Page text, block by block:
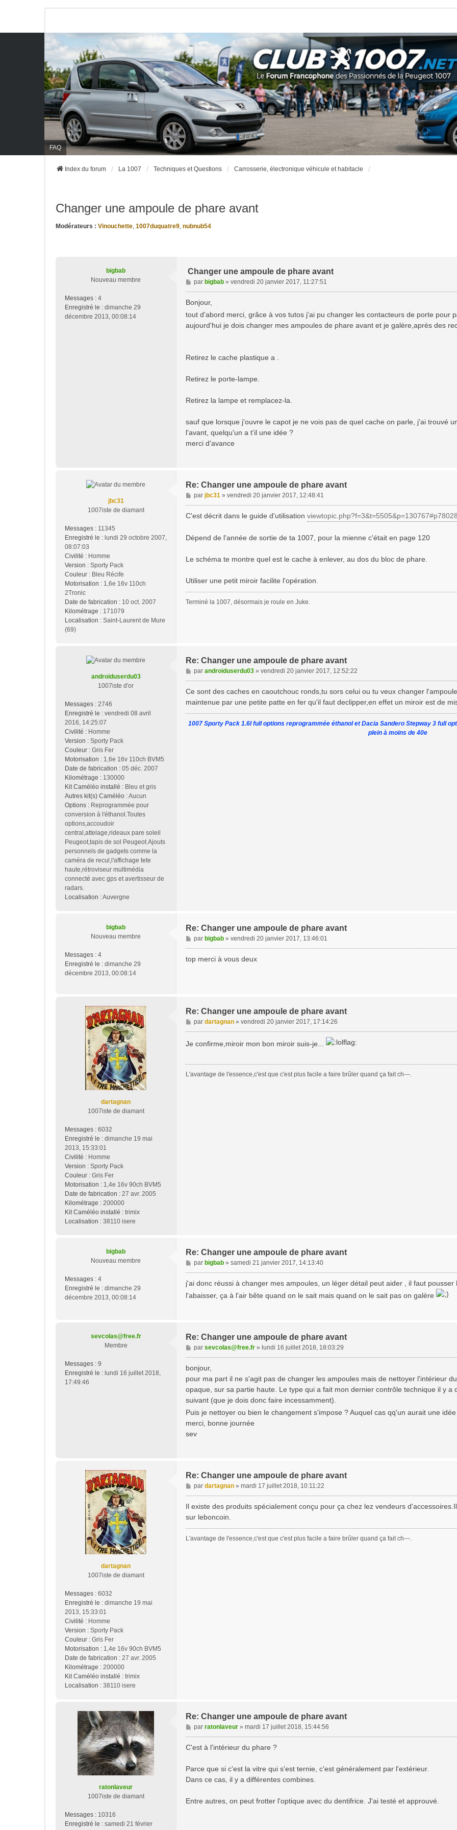
FAQ
Index du forum La 1007 Techniques et Questions Carrosserie, électronique véhicule et habitacle
Changer une ampoule de phare avant
Modérateurs : Vinouchette, 1007duquatre9, nubnub54
bigbab
Nouveau membre
Messages : 4
Enregistré le : dimanche 29
décembre 2013, 00:08:14
Changer une ampoule de phare avant
M
e
s
a
g
par bigbab» vendredi 20 janvier 2017, 11:27:51
Bonjour,
tout d'abord merci, grâce à vos tutos j'ai pu changer les contacteurs de porte pour
aujourd'hui je dois changer mes ampoules de phare avant et je galère,après des
Retirez le cache plastique a .
Retirez le porte-lampe.
Retirez la lampe et remplacez-la.
sauf que lorsque j'ouvre le capot je ne vois pas de quel cache on parle, j'ai trouvé
l'avant, quelqu'un a t'il une idée ?
merci d'avance
jbc31
1007iste de diamant
Messages : 11345
Enregistré le : lundi 29 octobre 2007,
08:07:03
Civilité : Homme
Version : Sporty Pack
Couleur : Bleu Récife
Motorisation : 1,6e 16v 110ch
2Tronic
Date de fabrication : 10 oct. 2007
Kilométrage : 171079
Localisation : Saint-Laurent de Mure
(69)
Re: Changer une ampoule de phare avant
M
e
s
g
par jbc31» vendredi 20 janvier 2017, 12:48:41
C'est décrit dans le guide d'utilisation viewtopic.php?f=3&t=5505&p=130767#p78028
Dépend de l'année de sortie de ta 1007, pour la mienne c'était en page 120
Le schéma te montre quel est le cache à enlever, au dos du bloc de phare.
Utiliser une petit miroir facilite l'opération.
Terminé la 1007, désormais je roule en Juke.
androiduserdu03
1007iste d'or
Messages : 2746
Enregistré le : vendredi 08 avril
2016, 14:25:07
Civilité : Homme
Version : Sporty Pack
Couleur : Gris Fer
Motorisation : 1,6e 16v 110ch BVM5
Date de fabrication : 05 déc. 2007
Kilométrage : 130000
Kit Caméléo installé : Bleu et gris
Autres kit(s) Caméléo :Aucun
Options : Reprogrammée pour
conversion à l'éthanol.Toutes
options,accoudoir
central,attelage,rideaux pare soleil
Peugeot,tapis de sol Peugeot.Ajouts
personnels de gadgets comme la
caméra de recul,l'affichage tete
haute,rétroviseur multimédia
connecté avec gps et avertisseur de
radars.
Localisation :Auvergne
Re: Changer une ampoule de phare avant
M
e
s
e
par androiduserdu03» vendredi 20 janvier 2017, 12:52:22
Ce sont des caches en caoutchouc ronds,tu sors celui ou tu veux changer
maintenue par une petite patte en fer qu'il faut declipper,en effet un miroir est de
1007 Sporty Pack 1.6l full options reprogrammée éthanol et Dacia Sandero Stepway 3 full
plein à moins de 40e
bigbab
Nouveau membre
Messages : 4
Enregistré le : dimanche 29
décembre 2013, 00:08:14
Re: Changer une ampoule de phare avant
M
e
s
par bigbab» vendredi 20 janvier 2017, 13:46:01
top merci à vous deux
dartagnan
1007iste de diamant
Messages : 6032
Enregistré le : dimanche 19 mai
2013, 15:33:01
Civilité : Homme
Version : Sporty Pack
Couleur : Gris Fer
Motorisation : 1,4e 16v 90ch BVM5
Date de fabrication : 27 avr. 2005
Kilométrage : 200000
Kit Caméléo installé : trimix
Localisation : 38110 isere
Re: Changer une ampoule de phare avant
M
e
e
par dartagnan» vendredi 20 janvier 2017, 17:14:26
Je confirme,miroir mon bon miroir suis-je...
L'avantage de l'essence,c'est que c'est plus facile a faire brûler quand ça fait ch---.
bigbab
Nouveau membre
Messages : 4
Enregistré le : dimanche 29
décembre 2013, 00:08:14
Re: Changer une ampoule de phare avant
M
e
s
a
par bigbab» samedi 21 janvier 2017, 14:13:40
j'ai donc réussi à changer mes ampoules, un léger détail peut aider , il faut
l'abaisser, ça à l'air bête quand on le sait mais quand on le sait pas on galère
sevcolas@free.fr
Membre
Messages : 9
Enregistré le : lundi 16 juillet 2018,
17:49:46
Re: Changer une ampoule de phare avant
M
e
s
g
e
par sevcolas@free.fr» lundi 16 juillet 2018, 18:03:29
bonjour,
pour ma part il ne s'agit pas de changer les ampoules mais de nettoyer l'intérieur
opaque, sur sa partie haute. Le type qui a fait mon dernier contrôle technique il y a
suivant (que je dois donc faire incessamment).
Puis je nettoyer ou bien le changement s'impose ? Auquel cas qq'un aurait une
merci, bonne journée
sev
dartagnan
1007iste de diamant
Messages : 6032
Enregistré le : dimanche 19 mai
2013, 15:33:01
Civilité : Homme
Version : Sporty Pack
Couleur : Gris Fer
Motorisation : 1,4e 16v 90ch BVM5
Date de fabrication : 27 avr. 2005
Kilométrage : 200000
Kit Caméléo installé : trimix
Localisation : 38110 isere
Re: Changer une ampoule de phare avant
M
e
s
e
par dartagnan» mardi 17 juillet 2018, 10:11:22
Il existe des produits spécialement conçu pour ça chez lez vendeurs
sur leboncoin.
L'avantage de l'essence,c'est que c'est plus facile a faire brûler quand ça fait ch---.
ratonlaveur
1007iste de diamant
Messages : 10316
Enregistré le : samedi 21 février
Re: Changer une ampoule de phare avant
M
e
s
g
e
par ratonlaveur» mardi 17 juillet 2018, 15:44:56
C'est à l'intérieur du phare ?
Parce que si c'est la vitre qui s'est ternie, c'est généralement par l'extérieur.
Dans ce cas, il y a différentes combines.
Entre autres, on peut frotter l'optique avec du dentifrice. J'ai testé et approuvé.